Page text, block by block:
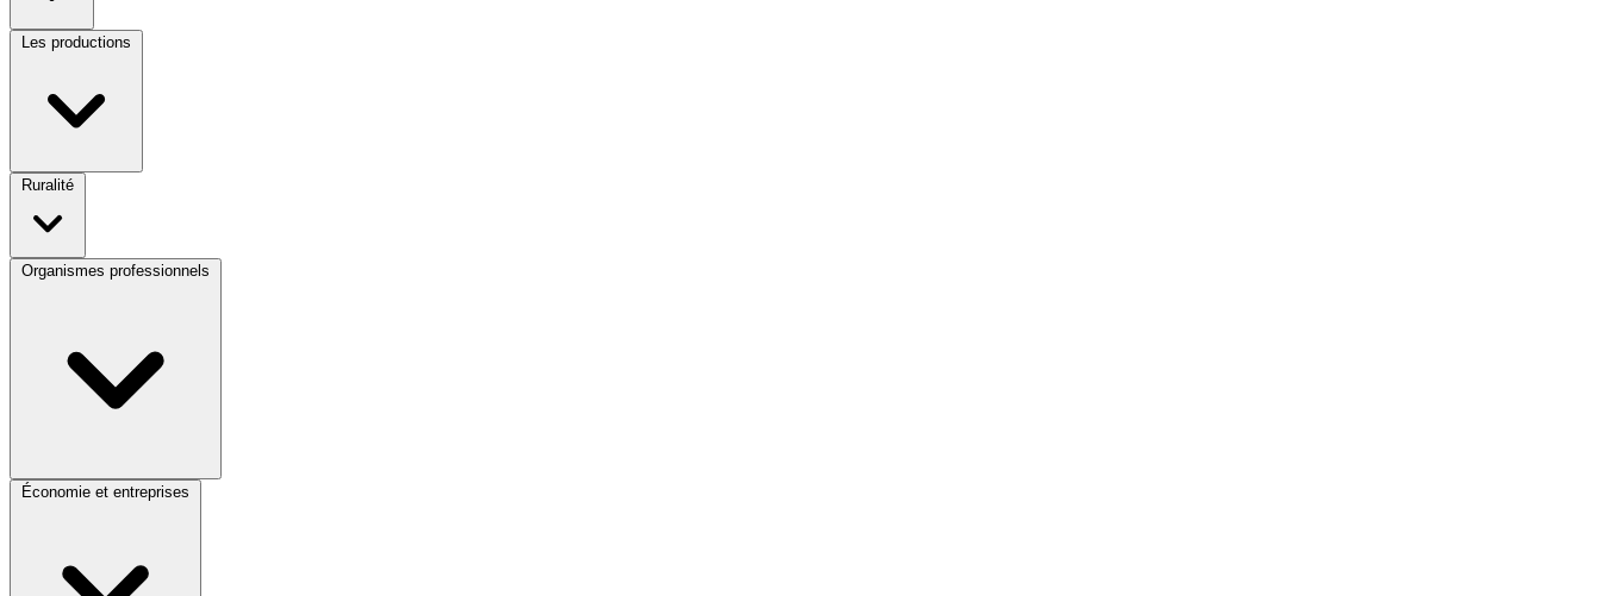
Les productions
Ruralité
Organismes professionnels
Économie et entreprises